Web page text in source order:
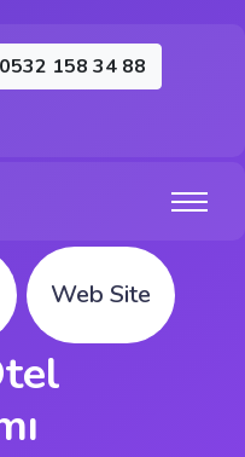
0532 158 34 88
Web Site